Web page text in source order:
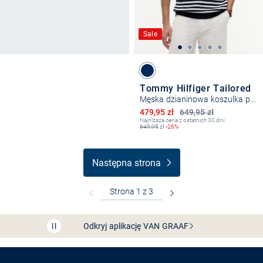
Sale
Tommy Hilfiger Tailored
649,95 zł
Obniżona cena
479,95 zł
Najniższa cena z ostatnich 30 dni:
649,95zł-26%
Następna strona
Bezpłatna dostawa z Friends
Przedłużenie czasu zwrotu towaru: 60 dni
Odkryj aplikację VANGRAAF